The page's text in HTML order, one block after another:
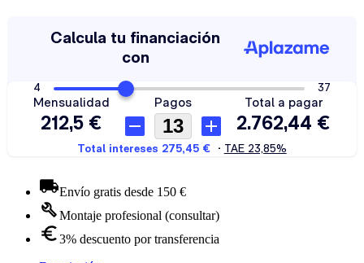
Envío gratis desde 150 €
Montaje profesional (consultar)
3% descuento por transferencia